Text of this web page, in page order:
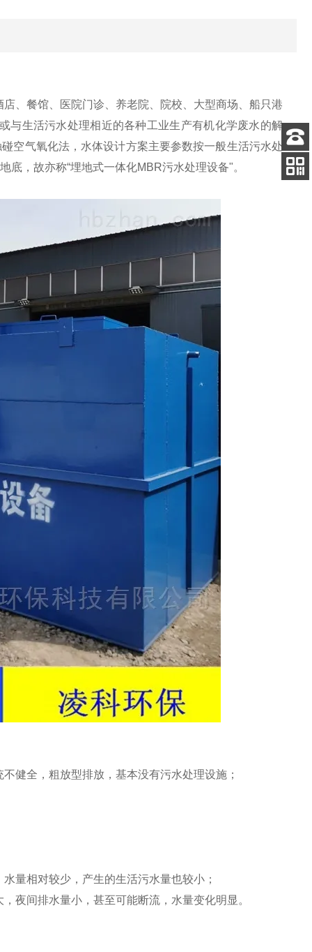
、餐馆、医院门诊、养老院、院校、大型商场、船只港
与生活污水处理相近的各种工业生产有机化学废水的解
空气氧化法，水体设计方案主要参数按一般生活污水处
，故亦称“埋地式一体化MBR污水处理设备"。
健全，粗放型排放，基本没有污水处理设施；
量相对较少，产生的生活污水量也较小；
夜间排水量小，甚至可能断流，水量变化明显。
客服
电话